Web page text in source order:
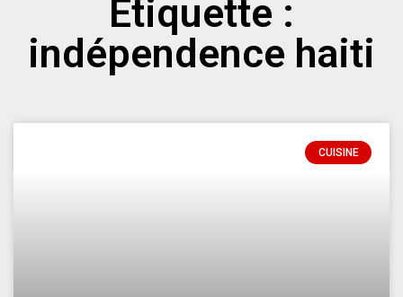
Étiquette :
indépendence haiti
CUISINE